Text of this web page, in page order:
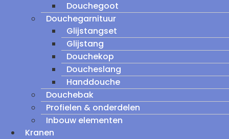
Douchegoot
Douchegarnituur
Glijstangset
Glijstang
Douchekop
Doucheslang
Handdouche
Douchebak
Profielen & onderdelen
Inbouw elementen
Kranen